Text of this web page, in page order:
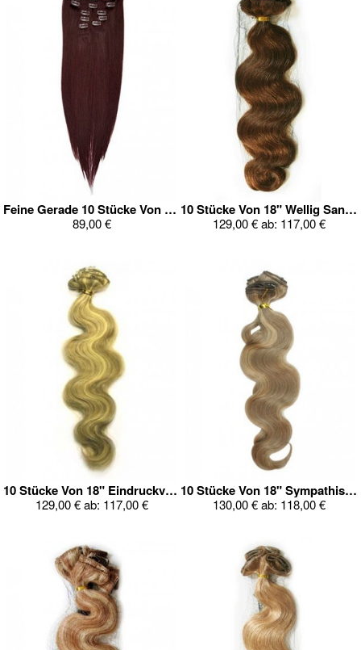
Feine Gerade 10 Stücke Von 14" Clip In Ganz Kopf Set
89,00 €
10 Stücke Von 18" Wellig Sanfte Clip In Ganz Kopf Set
129,00 €ab: 117,00 €
10 Stücke Von 18" Eindruckvoll Wellig Clip In Ganz Kopf Set
129,00 €ab: 117,00 €
10 Stücke Von 18" Sympathische Wellig Clip In Ganz Kopf Set
130,00 €ab: 118,00 €